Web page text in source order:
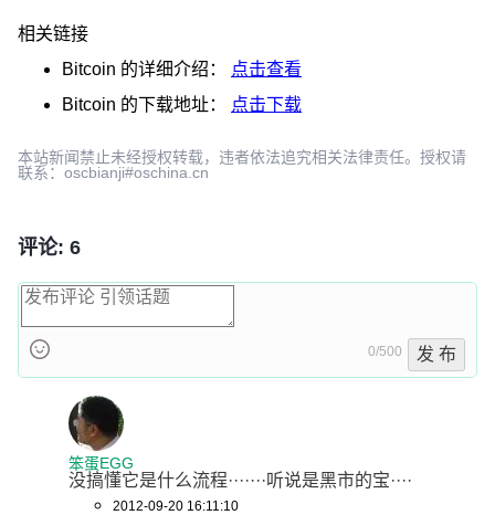
相关链接
Bitcoin 的详细介绍：
点击查看
Bitcoin 的下载地址： 点击下载
本站新闻禁止未经授权转载，违者依法追究相关法律责任。授权请
联系：oscbianji#oschina.cn
评论: 6
0/500 发 布
笨蛋EGG
没搞懂它是什么流程·······听说是黑市的宝····
2012-09-20 16:11:10